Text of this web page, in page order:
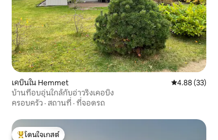
เคบินใน Hemmet คะแนนเฉลี่ย
4.88 (33)
บ้านที่อบอุ่นใกล้กับอ่าวริงเคอบิง
ครอบครัว · สถานที่ · ที่จอดรถ
โดนใจเกสต์